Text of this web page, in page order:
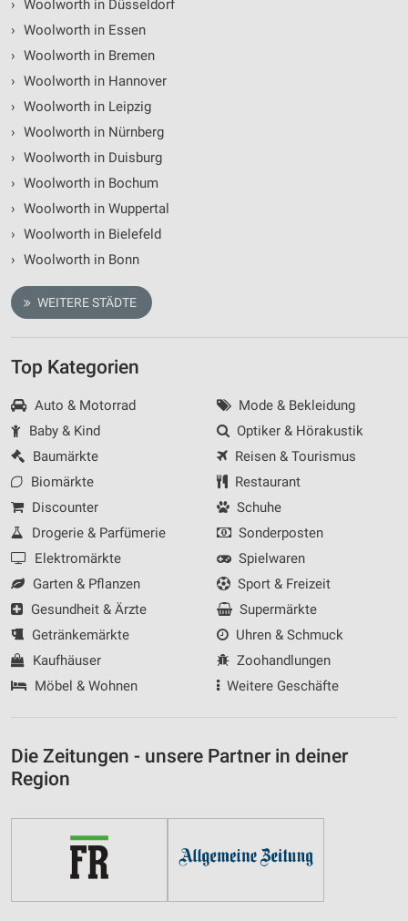
› Woolworth in Düsseldorf
› Woolworth in Essen
› Woolworth in Bremen
› Woolworth in Hannover
› Woolworth in Leipzig
› Woolworth in Nürnberg
› Woolworth in Duisburg
› Woolworth in Bochum
› Woolworth in Wuppertal
› Woolworth in Bielefeld
› Woolworth in Bonn
WEITERE STÄDTE
Top Kategorien
Auto & Motorrad
Baby & Kind
Baumärkte
Biomärkte
Discounter
Drogerie & Parfümerie
Elektromärkte
Garten & Pflanzen
Gesundheit & Ärzte
Getränkemärkte
Kaufhäuser
Möbel & Wohnen
Mode & Bekleidung
Optiker & Hörakustik
Reisen & Tourismus
Restaurant
Schuhe
Sonderposten
Spielwaren
Sport & Freizeit
Supermärkte
Uhren & Schmuck
Zoohandlungen
Weitere Geschäfte
Die Zeitungen - unsere Partner in deiner
Region